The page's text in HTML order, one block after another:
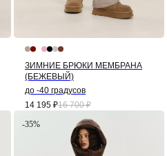
ЗИМНИЕ БРЮКИ МЕМБРАНА
(БЕЖЕВЫЙ)
до -40 градусов
14 195 ₽16 700 ₽
-35%